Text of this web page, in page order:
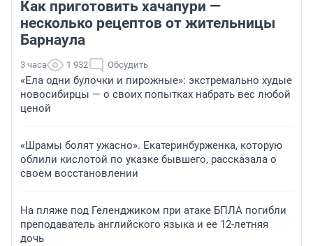
Как приготовить хачапури —
несколько рецептов от жительницы
Барнаула
3 часа 1 932 Обсудить
«Ела одни булочки и пирожные»: экстремально худые
новосибирцы — о своих попытках набрать вес любой
ценой
«Шрамы болят ужасно». Екатеринбурженка, которую
облили кислотой по указке бывшего, рассказала о
своем восстановлении
На пляже под Геленджиком при атаке БПЛА погибли
преподаватель английского языка и ее 12-летняя
дочь